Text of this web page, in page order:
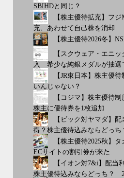
SBIHDと同じ？
【株主優待拡充】フ
充、あわせて自己株を消却
【株主優待2026冬】
【スクウェア・エニ
入 希少な純銀メダルが抽選
【JR東日本】株主優
いんじゃない？
【コジマ】株主優待
株主に優待券を1枚追加
【ビック対ヤマダ】
得？株主優待込みならどっ
【株主優待2025秋】
ECサイトの割引券が来た
【イオン対7&i】配当
株主優待込みならどっち？